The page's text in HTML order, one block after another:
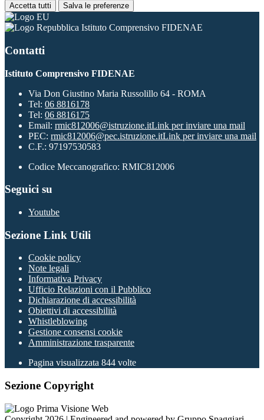
Accetta tutti Salva le preferenze
Istituto Comprensivo FIDENAE
Contatti
Istituto Comprensivo FIDENAE
Via Don Giustino Maria Russolillo 64 - ROMA
Tel: 06 8816178
Tel: 06 8816175
Email: rmic812006@istruzione.itLink per inviare una mail
PEC: rmic812006@pec.istruzione.itLink per inviare una mail
C.F.: 97197530583
Codice Meccanografico: RMIC812006
Seguici su
Youtube
Sezione Link Utili
Cookie policy
Note legali
Informativa Privacy
Ufficio Relazioni con il Pubblico
Dichiarazione di accessibilità
Obiettivi di accessibilità
Whistleblowing
Gestione consensi cookie
Amministrazione trasparente
Pagina visualizzata 844 volte
Sezione Copyright